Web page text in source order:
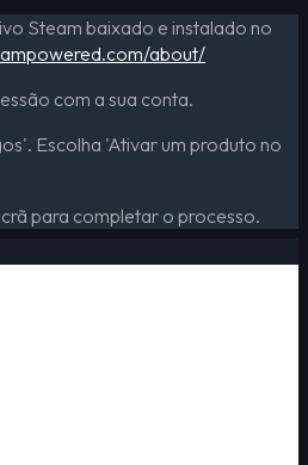
Steam baixado e instalado no
about/
com a sua conta.
Escolha 'Ativar um produto no
para completar o processo.